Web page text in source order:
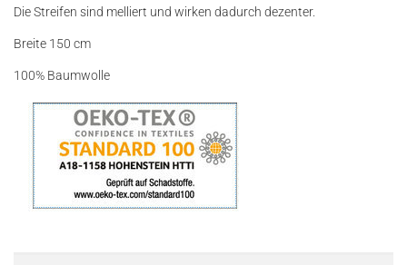
Die Streifen sind melliert und wirken dadurch dezenter.
Breite 150 cm
100% Baumwolle